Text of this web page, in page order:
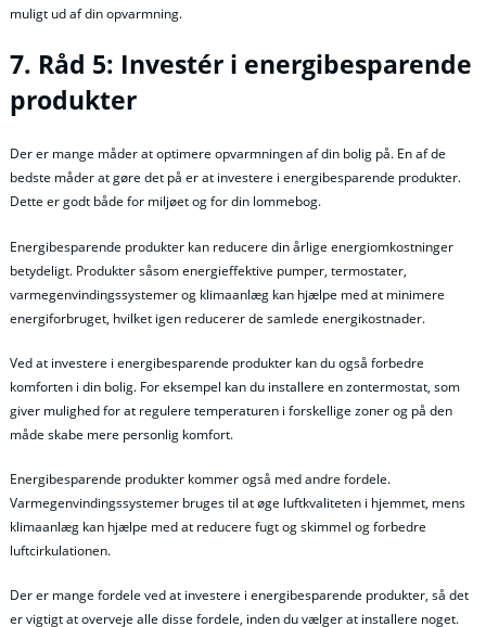
muligt ud af din opvarmning.
7. Råd 5: Investér i energibesparende
produkter
Der er mange måder at optimere opvarmningen af din bolig på. En af de
bedste måder at gøre det på er at investere i energibesparende produkter.
Dette er godt både for miljøet og for din lommebog.
Energibesparende produkter kan reducere din årlige energiomkostninger
betydeligt. Produkter såsom energieffektive pumper, termostater,
varmegenvindingssystemer og klimaanlæg kan hjælpe med at minimere
energiforbruget, hvilket igen reducerer de samlede energikostnader.
Ved at investere i energibesparende produkter kan du også forbedre
komforten i din bolig. For eksempel kan du installere en zontermostat, som
giver mulighed for at regulere temperaturen i forskellige zoner og på den
måde skabe mere personlig komfort.
Energibesparende produkter kommer også med andre fordele.
Varmegenvindingssystemer bruges til at øge luftkvaliteten i hjemmet, mens
klimaanlæg kan hjælpe med at reducere fugt og skimmel og forbedre
luftcirkulationen.
Der er mange fordele ved at investere i energibesparende produkter, så det
er vigtigt at overveje alle disse fordele, inden du vælger at installere noget.